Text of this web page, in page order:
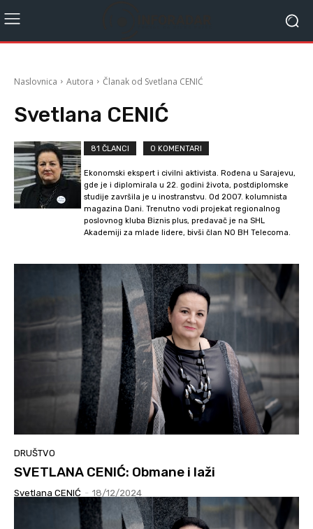
Naslovnica Autora Članak od Svetlana CENIĆ
Svetlana CENIĆ
81 ČLANCI 0 KOMENTARI
Ekonomski ekspert i civilni aktivista. Rođena u Sarajevu,
gde je i diplomirala u 22. godini života, postdiplomske
studije završila je u inostranstvu. Od 2007. kolumnista
magazina Dani. Trenutno vodi projekat regionalnog
poslovnog kluba Biznis plus, predavač je na SHL
Akademiji za mlade lidere, bivši član NO BH Telecoma.
DRUŠTVO
SVETLANA CENIĆ: Obmane i laži
Svetlana CENIĆ - 18/12/2024